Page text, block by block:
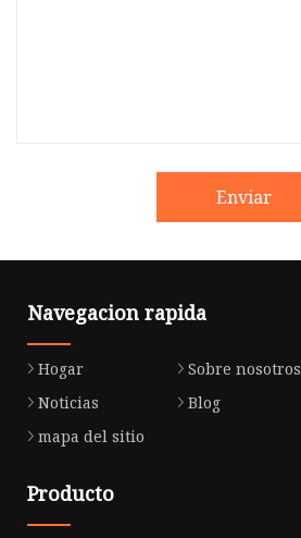
Enviar
Navegacion rapida
Hogar Sobre nosotros
Noticias
Blog
mapa del sitio
Producto